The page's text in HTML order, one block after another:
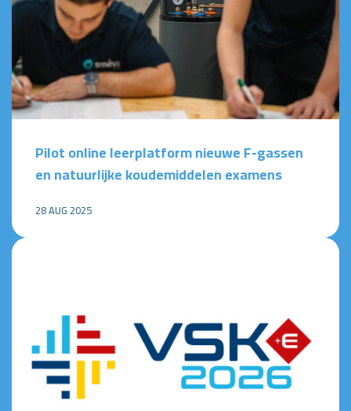
Pilot online leerplatform nieuwe F-gassen
en natuurlijke koudemiddelen examens
28 AUG 2025